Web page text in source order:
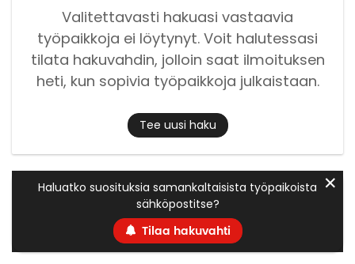
Valitettavasti hakuasi vastaavia
työpaikkoja ei löytynyt. Voit halutessasi
tilata hakuvahdin, jolloin saat ilmoituksen
heti, kun sopivia työpaikkoja julkaistaan.
Tee uusi haku
Haluatko suosituksia samankaltaisista työpaikoista
sähköpostitse?
Tilaa hakuvahti
✕